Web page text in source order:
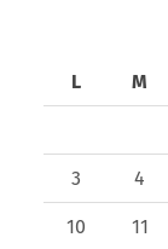
L
M
3 4
10 11